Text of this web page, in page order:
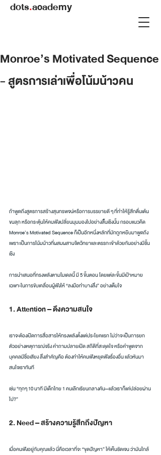
dots.academy
Monroe’s Motivated Sequence
- สูตรการเล่าเพื่อโน้มน้าวคน
ถ้าพูดถึงสูตรการสร้างสุนทรพจน์หรือการบรรยายดี ๆ ที่ทำให้รู้สึกตื่นเต้น
ขนลุก หรือกระตุ้นให้คนฟังเปลี่ยนมุมมองไปอย่างสิ้นเชิงนั้น กรอบแนวคิด
Monroe’s Motivated Sequence ก็เป็นอีกหนึ่งหลักที่มักถูกหยิบมาพูดถึง
เพราะเป็นการโน้มน้าวที่ผสมผสานจิตวิทยาและตรรกะเข้าด้วยกันอย่างมีชั้น
เชิง
การนำเสนอที่ทรงพลังตามโมเดลนี้ มี 5 ขั้นตอน โดยแต่ละขั้นมีเป้าหมาย
เฉพาะในการขับเคลื่อนผู้ฟังให้ “ลงมือทำบางสิ่ง” อย่างเต็มใจ
1. Attention – ดึงความสนใจ
เราจะต้องเปิดการสื่อสารให้ทรงพลังตั้งแต่ประโยคแรก ไม่ว่าจะเป็นการยก
ตัวอย่างเหตุการณ์จริง คำถามปลายเปิด สถิติที่สะดุดใจ หรือคำพูดจาก
บุคคลมีชื่อเสียง สิ่งสำคัญคือ ต้องทำให้คนฟังหยุดฟังเรื่องอื่น แล้วหันมา
สนใจเราทันที
เช่น “ทุกๆ 10 นาที มีเด็กไทย 1 คนเลิกเรียนกลางคัน—แล้วเราก็แค่ปล่อยผ่าน
ไป?”
2. Need – สร้างความรู้สึกถึงปัญหา
เมื่อคนฟังอยู่กับคุณแล้ว นี่คือเวลาที่จะ “ขุดปัญหา” ให้เห็นชัดเจน ว่ามันใกล้